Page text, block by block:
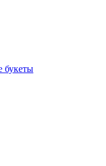
букеты